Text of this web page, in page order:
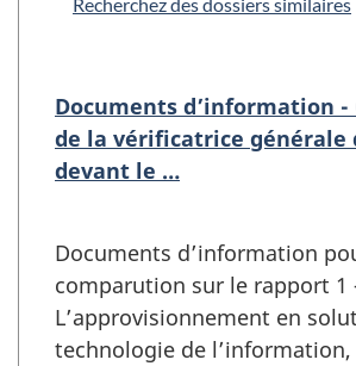
Documents d’information
de la vérificatrice générale
devant le …
Documents d’information
comparution sur le rapport
L’approvisionnement en
technologie de